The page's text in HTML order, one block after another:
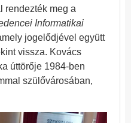
rendezték meg a
Informatikai
jogelődjével együtt
vissza. Kovács
úttörője 1984-ben
szülővárosában,